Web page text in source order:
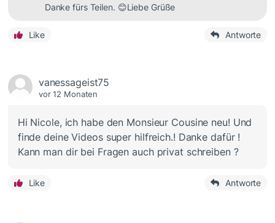
Danke fürs Teilen. 😊Liebe Grüße
Like Antworte
vanessageist75
vor 12 Monaten
Hi Nicole, ich habe den Monsieur Cousine neu! Und
finde deine Videos super hilfreich.! Danke dafür !
Kann man dir bei Fragen auch privat schreiben ?
Like Antworte